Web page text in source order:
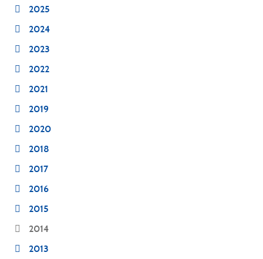
2025
2024
2023
2022
2021
2019
2020
2018
2017
2016
2015
2014
2013